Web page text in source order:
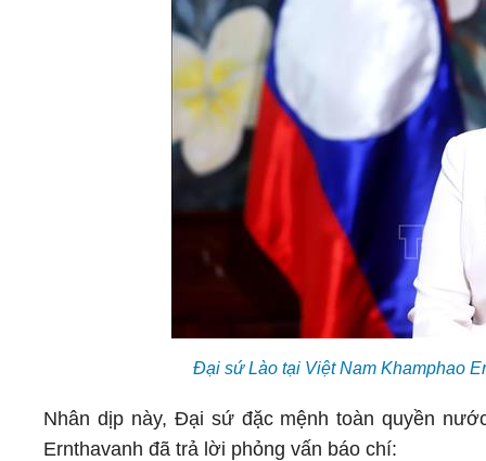
Đại sứ Lào tại Việt Nam Khamphao
Nhân dịp này, Đại sứ đặc mệnh toàn quyền
Ernthavanh đã trả lời phỏng vấn báo chí: